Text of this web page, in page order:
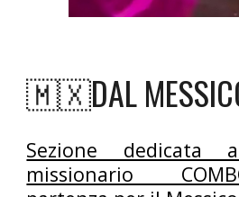
🇲🇽DAL
Sezione
missionario